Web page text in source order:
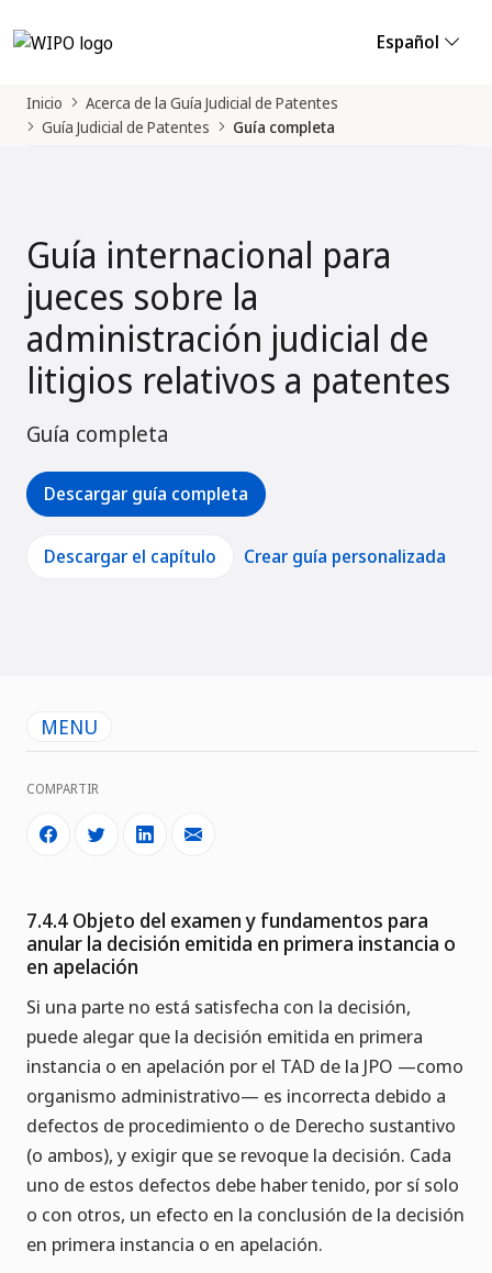
Español
Inicio
Acerca de la Guía Judicial de Patentes
Guía Judicial de Patentes
Guía completa
Guía internacional para
jueces sobre la
administración judicial de
litigios relativos a patentes
Guía completa
Descargar guía completa
Descargar el capítulo Crear guía personalizada
MENU
COMPARTIR
7.4.4 Objeto del examen y fundamentos para
anular la decisión emitida en primera instancia o
en apelación
Si una parte no está satisfecha con la decisión,
puede alegar que la decisión emitida en primera
instancia o en apelación por el TAD de la JPO —como
organismo administrativo— es incorrecta debido a
defectos de procedimiento o de Derecho sustantivo
(o ambos), y exigir que se revoque la decisión. Cada
uno de estos defectos debe haber tenido, por sí solo
o con otros, un efecto en la conclusión de la decisión
en primera instancia o en apelación.